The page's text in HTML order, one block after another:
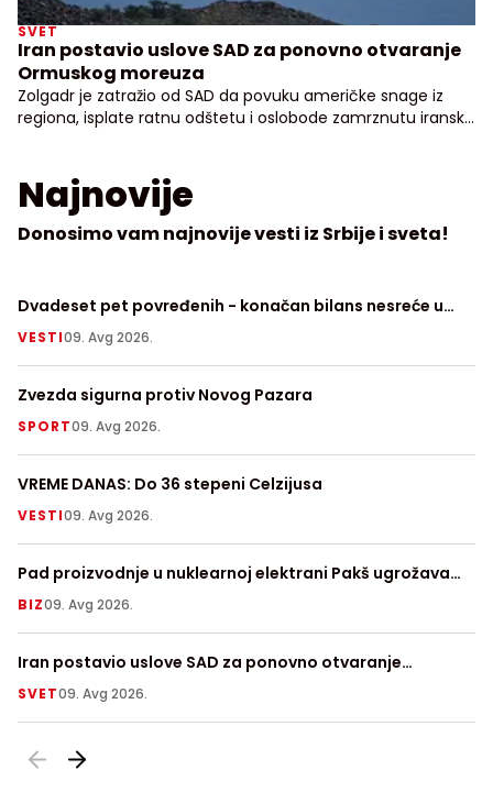
Najnovije
Donosimo vam najnovije vesti iz Srbije i sveta!
Dvadeset pet povređenih - konačan bilans nesreće u
Križevcima
VESTI09. Avg 2026.
Zvezda sigurna protiv Novog Pazara
SPORT09. Avg 2026.
VREME DANAS: Do 36 stepeni Celzijusa
VESTI09. Avg 2026.
Pad proizvodnje u nuklearnoj elektrani Pakš ugrožava
mađarsku forintu
BIZ09. Avg 2026.
Iran postavio uslove SAD za ponovno otvaranje
Ormuskog moreuza
SVET09. Avg 2026.
SVET
Iran postavio uslove SAD za ponovno otvaranje
Ormuskog moreuza
Zolgadr je zatražio od SAD da povuku američke snage iz
regiona, isplate ratnu odštetu i oslobode zamrznutu iransku